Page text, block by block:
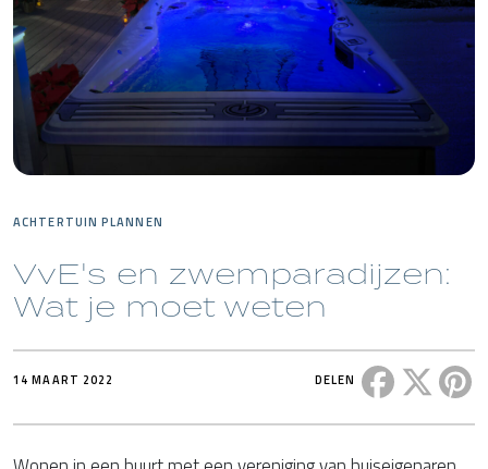
ACHTERTUIN PLANNEN
VvE's en zwemparadijzen:
Wat je moet weten
14 MAART 2022 DELEN Deel ditDeel